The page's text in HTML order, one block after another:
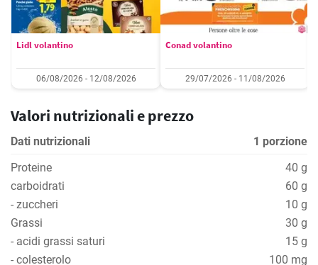
Lidl volantino
06/08/2026 - 12/08/2026
Conad volantino
29/07/2026 - 11/08/2026
Valori nutrizionali e prezzo
Dati nutrizionali
1 porzione
Proteine
40 g
carboidrati
60 g
- zuccheri
10 g
Grassi
30 g
- acidi grassi saturi
15 g
- colesterolo
100 mg